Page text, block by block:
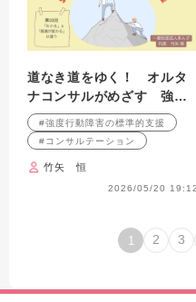
道なき道をゆく！ オルタ
ナコンサルがめざす 強度
行動障害の標準的支援 第
29回 「わかる」と「現場
が変わる」は違う
#強度行動障害の標準的支援
#コンサルテーション
竹矢 恒
2026/05/20 19:12
1 2 3